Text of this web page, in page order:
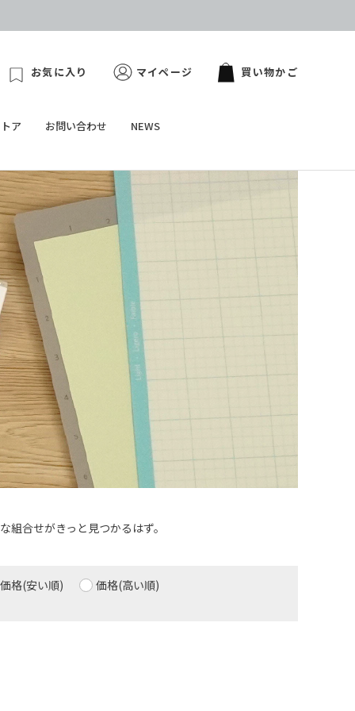
お気に入り マイページ 買い物かご
ア お問い合わせ NEWS
合せがきっと見つかるはず。
価格(安い順)
価格(高い順)